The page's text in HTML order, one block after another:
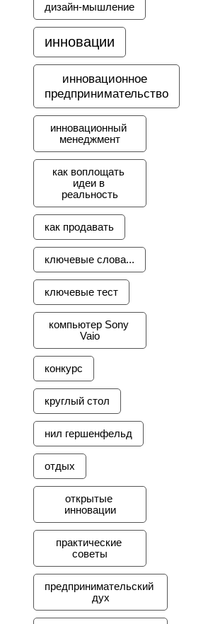
дизайн-мышление
инновации
инновационное
предпринимательство
инновационный
менеджмент
как воплощать
идеи в
реальность
как продавать
ключевые слова...
ключевые тест
компьютер Sony
Vaio
конкурс
круглый стол
нил гершенфельд
отдых
открытые
инновации
практические
советы
предпринимательский
дух